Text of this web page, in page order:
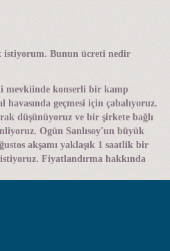
istiyorum. Bunun ücreti nedir
mevkiinde konserli bir kamp
geçmesi için çabalıyoruz.
düşünüyoruz ve bir şirkete bağlı
Ogün Sanlısoy'un büyük
akşamı yaklaşık 1 saatlik bir
Fiyatlandırma hakkında